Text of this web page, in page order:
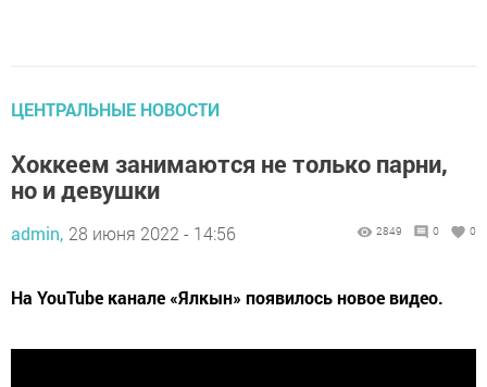
ЦЕНТРАЛЬНЫЕ НОВОСТИ
Хоккеем занимаются не только парни,
но и девушки
admin, 28 июня 2022 - 14:56 2849 0 0
На YouTube канале «Ялкын» появилось новое видео.